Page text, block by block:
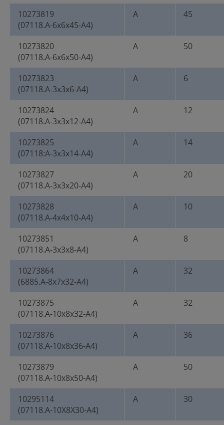
10273819
(07118.A-6x6x45-A4)
A 45
10273820
(07118.A-6x6x50-A4)
A 50
10273823
(07118.A-3x3x6-A4)
A 6
10273824
(07118.A-3x3x12-A4)
A 12
10273825
(07118:A-3x3x14-A4)
A 14
10273827
(07118.A-3x3x20-A4)
A 20
10273828
(07118.A-4x4x10-A4)
A 10
10273851
(07118.A-3x3x8-A4)
A 8
10273864
(6885.A-8x7x32-A4)
A 32
10273875
(07118.A-10x8x32-A4)
A 32
10273876
(07118.A-10x8x36-A4)
A 36
10273879
(07118.A-10x8x50-A4)
A 50
10295114
(07118.A-10X8X30-A4)
A 30